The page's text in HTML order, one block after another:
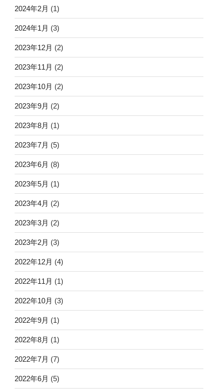
2024年2月 (1)
2024年1月 (3)
2023年12月 (2)
2023年11月 (2)
2023年10月 (2)
2023年9月 (2)
2023年8月 (1)
2023年7月 (5)
2023年6月 (8)
2023年5月 (1)
2023年4月 (2)
2023年3月 (2)
2023年2月 (3)
2022年12月 (4)
2022年11月 (1)
2022年10月 (3)
2022年9月 (1)
2022年8月 (1)
2022年7月 (7)
2022年6月 (5)